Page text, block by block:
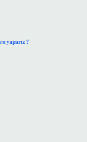
yaparız ?